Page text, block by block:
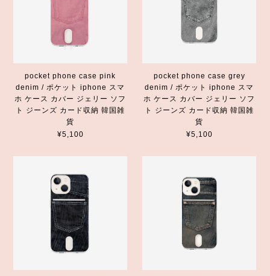
pocket phone case pink
denim / ポケット iphone スマ
ホ ケース カバー ジェリー ソフ
ト ジーンズ カード収納 韓国雑
貨
¥5,100
pocket phone case grey
denim / ポケット iphone スマ
ホ ケース カバー ジェリー ソフ
ト ジーンズ カード収納 韓国雑
貨
¥5,100